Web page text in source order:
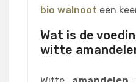
bio walnoot een
Wat is de
witte